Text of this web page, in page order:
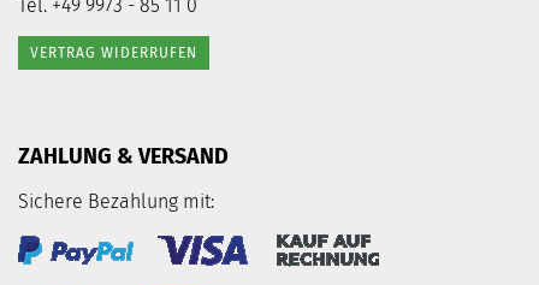
Tel. +49 9973 - 85 11 0
VERTRAG WIDERRUFEN
ZAHLUNG & VERSAND
Sichere Bezahlung mit: